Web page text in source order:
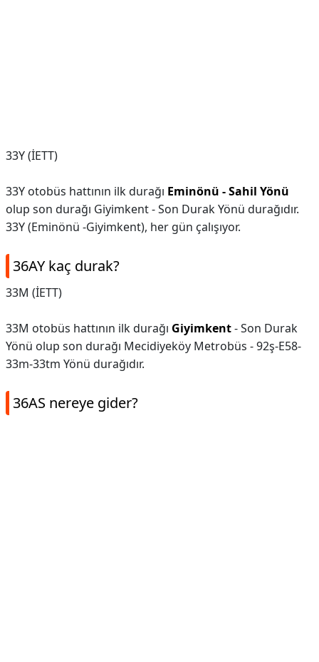
33Y (İETT)
33Y otobüs hattının ilk durağı Eminönü - Sahil Yönü
olup son durağı Giyimkent - Son Durak Yönü durağıdır.
33Y (Eminönü -Giyimkent), her gün çalışıyor.
36AY kaç durak?
33M (İETT)
33M otobüs hattının ilk durağı Giyimkent- Son Durak
Yönü olup son durağı Mecidiyeköy Metrobüs - 92ş-E58-
33m-33tm Yönü durağıdır.
36AS nereye gider?